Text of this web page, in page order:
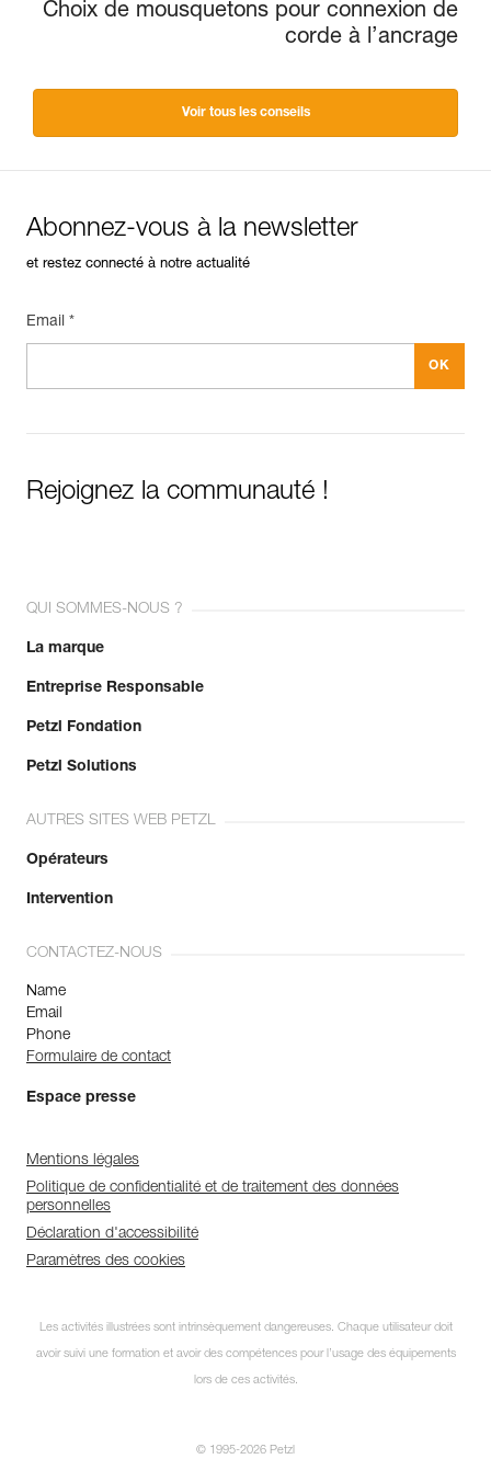
Choix de mousquetons pour connexion de
corde à l’ancrage
Voir tous les conseils
Abonnez-vous à la newsletter
et restez connecté à notre actualité
Email *
Rejoignez la communauté !
QUI SOMMES-NOUS ?
La marque
Entreprise Responsable
Petzl Fondation
Petzl Solutions
AUTRES SITES WEB PETZL
Opérateurs
Intervention
CONTACTEZ-NOUS
Name
Email
Phone
Formulaire de contact
Espace presse
Mentions légales
Politique de confidentialité et de traitement des données
personnelles
Déclaration d'accessibilité
Paramètres des cookies
Les activités illustrées sont intrinsèquement dangereuses. Chaque utilisateur doit
avoir suivi une formation et avoir des compétences pour l’usage des équipements
lors de ces activités.
© 1995-2026 Petzl